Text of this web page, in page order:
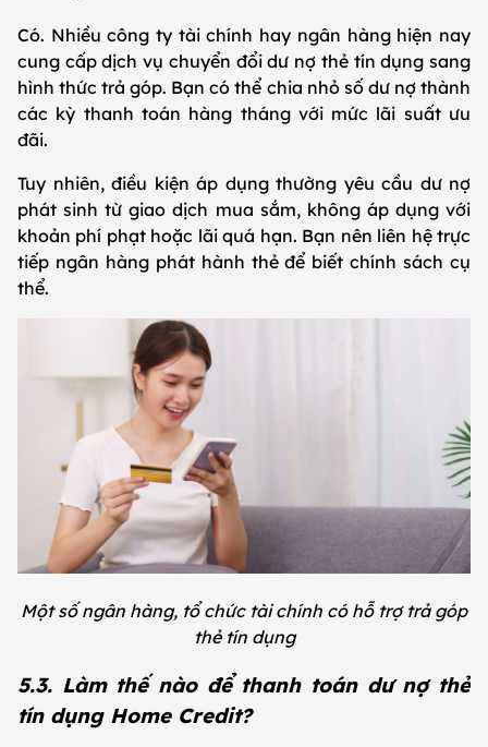
Có. Nhiều công ty tài chính hay ngân hàng hiện nay
cung cấp dịch vụ chuyển đổi dư nợ thẻ tín dụng sang
hình thức trả góp. Bạn có thể chia nhỏ số dư nợ thành
các kỳ thanh toán hàng tháng với mức lãi suất ưu
đãi.
Tuy nhiên, điều kiện áp dụng thường yêu cầu dư nợ
phát sinh từ giao dịch mua sắm, không áp dụng với
khoản phí phạt hoặc lãi quá hạn. Bạn nên liên hệ trực
tiếp ngân hàng phát hành thẻ để biết chính sách cụ
thể.
Một số ngân hàng, tổ chức tài chính có hỗ trợ trả góp
thẻ tín dụng
5.3. Làm thế nào để thanh toán dư nợ thẻ
tín dụng Home Credit?